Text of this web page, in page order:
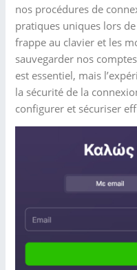
nos procédures de
pratiques uniques lors
frappe au clavier et les
sauvegarder nos
est essentiel, mais
la sécurité de la
configurer et sécuriser